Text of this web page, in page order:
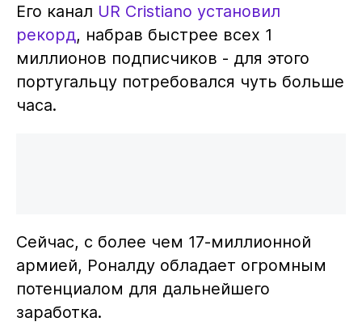
Его канал UR Cristiano установил
рекорд, набрав быстрее всех 1
миллионов подписчиков - для этого
португальцу потребовался чуть больше
часа.
Сейчас, с более чем 17-миллионной
армией, Роналду обладает огромным
потенциалом для дальнейшего
заработка.